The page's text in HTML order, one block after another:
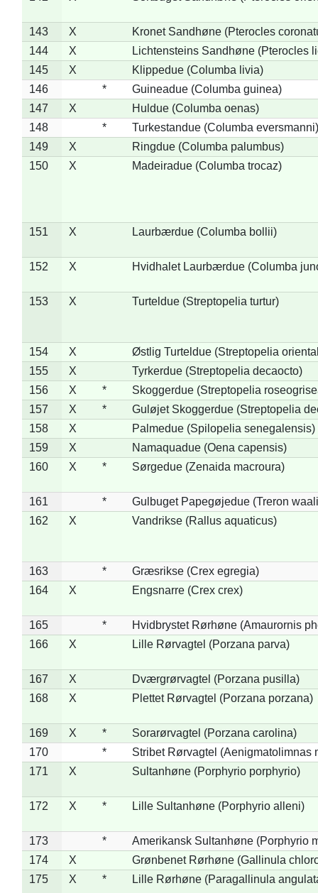
143 X
Kronet Sandhøne (Pterocles
144
X
Lichtensteins Sandhøne (Pterocles
145
X
Klippedue (Columba livia)
146
*
Guineadue (Columba guinea)
147
X
Huldue (Columba oenas)
148
*
Turkestandue (Columba eversmanni)
149
X
Ringdue (Columba palumbus)
150
X Madeiradue (Columba trocaz)
151 X Laurbærdue (Columba bollii)
152 X Hvidhalet Laurbærdue (Columba
153 X Turteldue (Streptopelia turtur)
154 X
Østlig Turteldue (Streptopelia
155
X
Tyrkerdue (Streptopelia decaocto)
156
X *
Skoggerdue (Streptopelia
157
X *
Guløjet Skoggerdue (Streptopelia
158
X
Palmedue (Spilopelia senegalensis)
159
X
Namaquadue (Oena capensis)
160
X * Sørgedue (Zenaida macroura)
161 *
Gulbuget Papegøjedue (Treron
162
X Vandrikse (Rallus aquaticus)
163 *
Græsrikse (Crex egregia)
164
X Engsnarre (Crex crex)
165 *
Hvidbrystet Rørhøne (Amaurornis
166
X Lille Rørvagtel (Porzana parva)
167 X
Dværgrørvagtel (Porzana pusilla)
168
X Plettet Rørvagtel (Porzana porzana)
169 X *
Sorarørvagtel (Porzana carolina)
170
*
Stribet Rørvagtel (Aenigmatolimnas
171
X Sultanhøne (Porphyrio porphyrio)
172 X * Lille Sultanhøne (Porphyrio alleni)
173 *
Amerikansk Sultanhøne (Porphyrio
174
X
Grønbenet Rørhøne (Gallinula
175
X * Lille Rørhøne (Paragallinula